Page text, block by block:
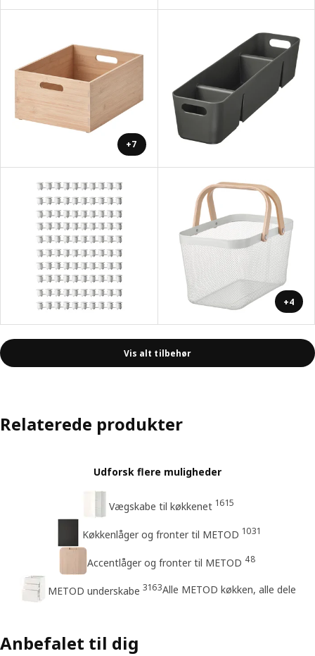
+7
+4
Vis alt tilbehør
Relaterede produkter
Udforsk flere muligheder
Vægskabe til køkkenet 1615
Køkkenlåger og fronter til METOD 1031
Accentlåger og fronter til METOD 48
METOD underskabe 3163Alle METOD køkken, alle dele
Anbefalet til dig